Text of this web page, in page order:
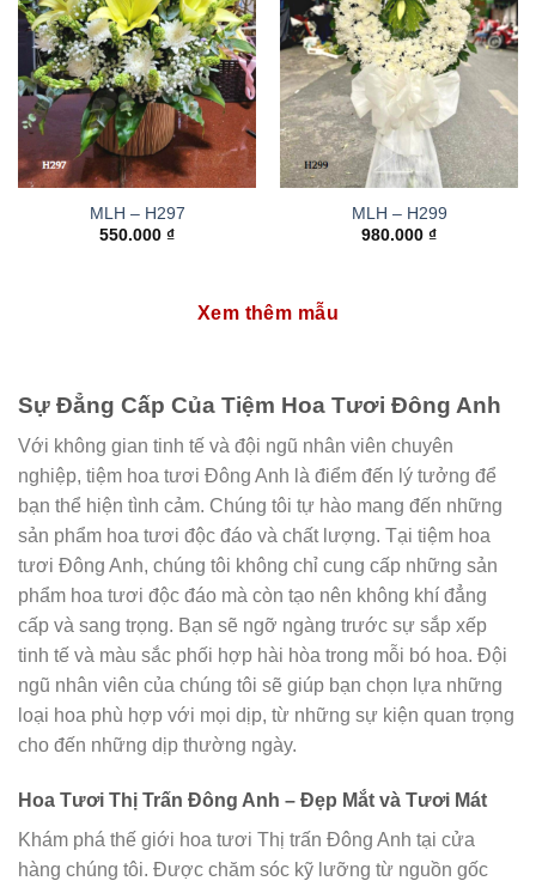
MLH – H297
550.000 ₫
MLH – H299
980.000 ₫
Xem thêm mẫu
Sự Đẳng Cấp Của Tiệm Hoa Tươi Đông Anh
Với không gian tinh tế và đội ngũ nhân viên chuyên
nghiệp, tiệm hoa tươi Đông Anh là điểm đến lý tưởng để
bạn thể hiện tình cảm. Chúng tôi tự hào mang đến những
sản phẩm hoa tươi độc đáo và chất lượng. Tại tiệm hoa
tươi Đông Anh, chúng tôi không chỉ cung cấp những sản
phẩm hoa tươi độc đáo mà còn tạo nên không khí đẳng
cấp và sang trọng. Bạn sẽ ngỡ ngàng trước sự sắp xếp
tinh tế và màu sắc phối hợp hài hòa trong mỗi bó hoa. Đội
ngũ nhân viên của chúng tôi sẽ giúp bạn chọn lựa những
loại hoa phù hợp với mọi dịp, từ những sự kiện quan trọng
cho đến những dịp thường ngày.
Hoa Tươi Thị Trấn Đông Anh – Đẹp Mắt và Tươi Mát
Khám phá thế giới hoa tươi Thị trấn Đông Anh tại cửa
hàng chúng tôi. Được chăm sóc kỹ lưỡng từ nguồn gốc